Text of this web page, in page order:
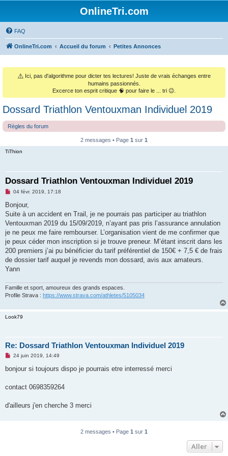
OnlineTri.com
FAQ
OnlineTri.com Accueil du forum Petites Annonces
⚠️ Ici, pas d'algorithme pour dicter tes lectures! Juste de vrais échanges entre
humains passionnés.
Excerce ton esprit critique 🧠 pour faire le ... tri 😉.
Dossard Triathlon Ventouxman Individuel 2019
Règles du forum
2 messages • Page 1 sur 1
TiThion
Dossard Triathlon Ventouxman Individuel 2019
M
s
a
g
n
o
n
l
u
04 févr. 2019, 17:18
Bonjour,
Suite à un accident en Trail, je ne pourrais pas participer au triathlon
Ventouxman 2019 du 15/09/2019, n’ayant pas pris l’assurance annulation
je ne peux me faire rembourser. L’organisation vient de me confirmer que
je peux céder mon inscription si je trouve preneur. M’étant inscrit dans les
200 premiers j’ai pu bénéficier du tarif préférentiel de 150€ + 7,5 € de frais
de dossier tarif auquel je revends mon dossard, avis aux amateurs.
Yann
Famille et sport, amoureux des grands espaces.
Profile Strava : https://www.strava.com/athletes/5105034
Look79
Re: Dossard Triathlon Ventouxman Individuel 2019
M
s
g
o
24 juin 2019, 14:49
bonjour si toujours dispo je pourrais etre interressé merci
contact 0698359264
d'ailleurs j'en cherche 3 merci
2 messages • Page 1 sur 1
Aller